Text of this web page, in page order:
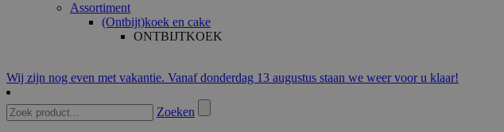
Assortiment
(Ontbijt)koek en cake
ONTBIJTKOEK
Wij zijn nog even met vakantie. Vanaf donderdag 13 augustus staan we weer voor u klaar!
Zoeken